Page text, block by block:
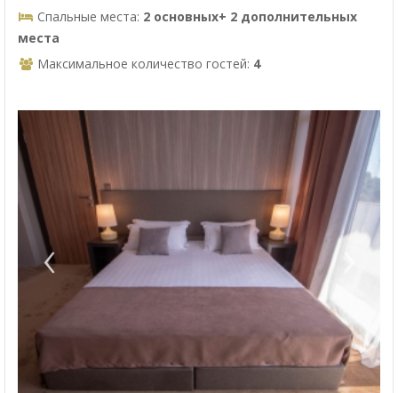
Спальные места: 2 основных+ 2 дополнительных
места
Максимальное количество гостей: 4
‹ ›